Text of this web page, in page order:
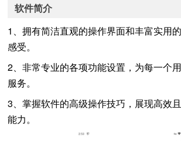
软件简介
1、拥有简洁直观的操作界面和丰富实用
感受。
2、非常专业的各项功能设置，为每一个
服务。
3、掌握软件的高级操作技巧，展现高效
能力。